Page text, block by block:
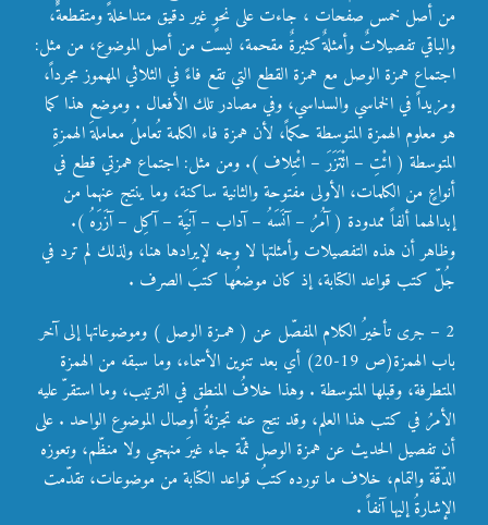
من أصل خمس صفحات ، جاءت على نحوٍ غير دقيق متداخلةً ومتقطعةً،
والباقي تفصيلاتٌ وأمثلةٌ كثيرةٌ مقحمة، ليست من أصل الموضوع، من مثل:
اجتماع همزة الوصل مع همزة القطع التي تقع فاءً في الثلاثي المهموز مجرداً،
ومزيداً في الخماسي والسداسي، وفي مصادر تلك الأفعال . وموضع هذا كما
هو معلوم الهمزة المتوسطة حكماً، لأن همزة فاء الكلمة تُعاملُ معاملةَ الهمزةِ
المتوسطة ( ائْتِ – ائْتَزَرَ – ائْتِلاف ). ومن مثل: اجتماع همزتي قطع في
أنواعٍ من الكلمات، الأولى مفتوحة والثانية ساكنة، وما ينتج عنهما من
إبدالهما ألفاً ممدودة ( آمُرُ – آنَسَهُ – آداب – آنِيَة – آكِل – آزَرَهُ ).
وظاهر أن هذه التفصيلات وأمثلتها لا وجه لإيرادها هنا، ولذلك لم ترد في
جُلّ كتب قواعد الكتابة، إذ كان موضعُها كتبَ الصرف .
2 – جرى تأخيرُ الكلام المفصّل عن ( همـزة الوصل ) وموضوعاتها إلى آخر
باب الهمزة(ص 19-20) أي بعد تنوين الأسماء، وما سبقه من الهمزة
المتطرفة، وقبلها المتوسطة . وهذا خلافُ المنطق في الترتيب، وما استقرّ عليه
الأمرُ في كتب هذا العلم، وقد نتج عنه تجزئةُ أوصال الموضوع الواحد . على
أن تفصيل الحديث عن همزة الوصل ثمّة جاء غيرَ منهجي ولا منظّم، وتعوزه
الدّقّة والتمام، خلاف ما تورده كتبُ قواعد الكتابة من موضوعات، تقدّمت
الإشارةُ إليها آنفاً .